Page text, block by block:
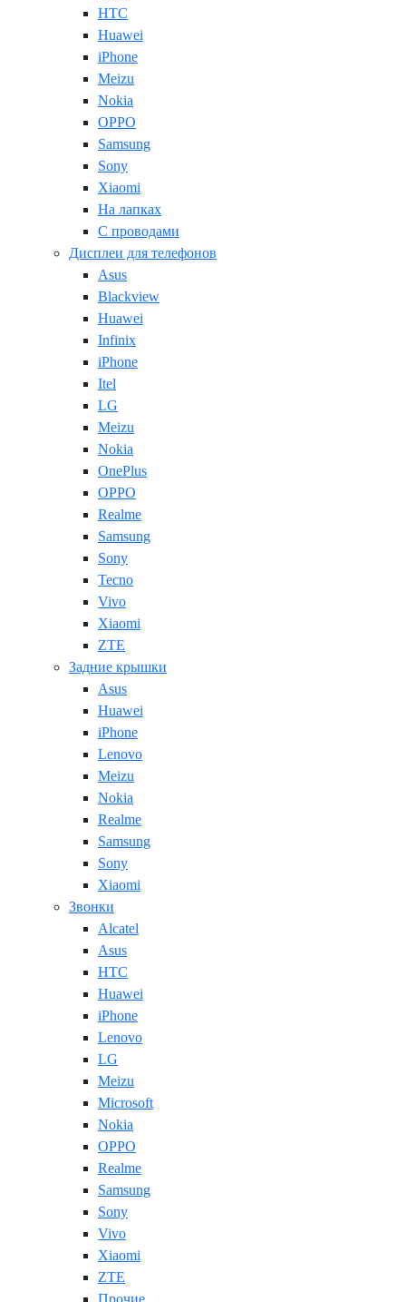
HTC
Huawei
iPhone
Meizu
Nokia
OPPO
Samsung
Sony
Xiaomi
На лапках
С проводами
Дисплеи для телефонов
Asus
Blackview
Huawei
Infinix
iPhone
Itel
LG
Meizu
Nokia
OnePlus
OPPO
Realme
Samsung
Sony
Tecno
Vivo
Xiaomi
ZTE
Задние крышки
Asus
Huawei
iPhone
Lenovo
Meizu
Nokia
Realme
Samsung
Sony
Xiaomi
Звонки
Alcatel
Asus
HTC
Huawei
iPhone
Lenovo
LG
Meizu
Microsoft
Nokia
OPPO
Realme
Samsung
Sony
Vivo
Xiaomi
ZTE